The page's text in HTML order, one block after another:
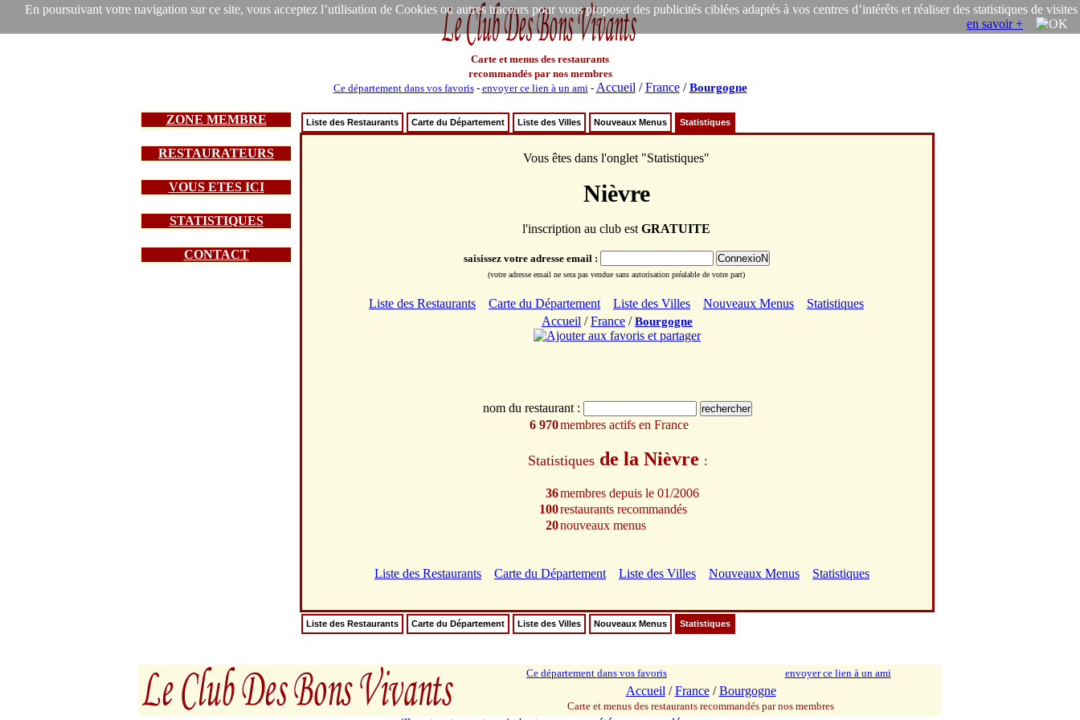
En poursuivant votre navigation sur ce site, vous acceptez l’utilisation de Cookies ou autres traceurs pour vous proposer des publicités ciblées adaptés à vos centres d’intérêts et réaliser des statistiques de visites
en savoir +
Carte et menus des restaurants
recommandés par nos membres
Ce département dans vos favoris- envoyer ce lien à un ami- Accueil /France/Bourgogne
ZONE MEMBRE
RESTAURATEURS
VOUS ETES ICI
STATISTIQUES
CONTACT
Liste des Restaurants Carte du Département Liste des Villes Nouveaux Menus Statistiques
Vous êtes dans l'onglet "Statistiques"
Nièvre
l'inscription au club est GRATUITE
saisissez votre adresse email :
(votre adresse email ne sera pas vendue sans autorisation préalable de votre part)
Liste des Restaurants Carte du Département Liste des Villes Nouveaux Menus
Statistiques
Accueil /France /Bourgogne
nom du restaurant :
6 970membres actifs en France
Statistiques de la Nièvre :
36membres depuis le 01/2006
100restaurants recommandés
20nouveaux menus
Liste des Restaurants Carte du Département Liste des Villes Nouveaux Menus Statistiques
Liste des Restaurants Carte du Département Liste des Villes Nouveaux Menus Statistiques
Ce département dans vos favoris envoyer ce lien à un ami
Accueil /France/Bourgogne
Carte et menus des restaurants recommandés par nos membres